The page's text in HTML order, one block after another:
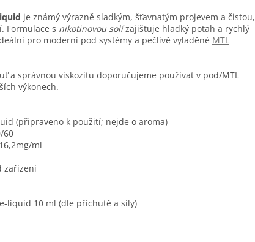
je známý výrazně sladkým, šťavnatým projevem a čistou,
Formulace s nikotinovou solízajišťuje hladký potah a rychlý
pro moderní pod systémy a pečlivě vyladěné MTL
a správnou viskozitu doporučujeme používat v pod/MTL
výkonech.
(připraveno k použití; nejde o aroma)
60
ml
zařízení
e-liquid 10 ml (dle příchutě a síly)